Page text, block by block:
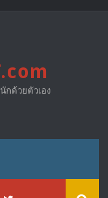
กด้วยตัวเอง